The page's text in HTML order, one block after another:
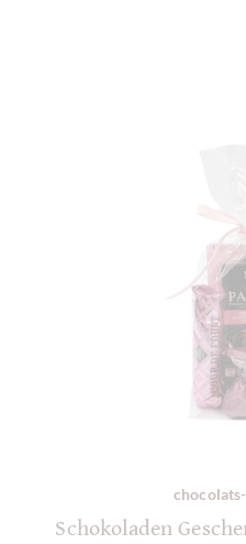
Schokoladen